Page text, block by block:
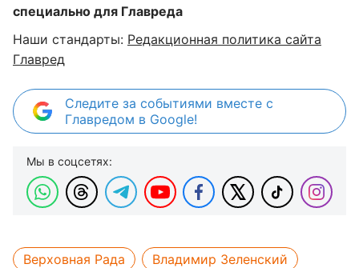
специально для Главреда
Наши стандарты: Редакционная политика сайта
Главред
Следите за событиями вместе с
Главредом в Google!
Мы в соцсетях:
Верховная Рада
Владимир Зеленский